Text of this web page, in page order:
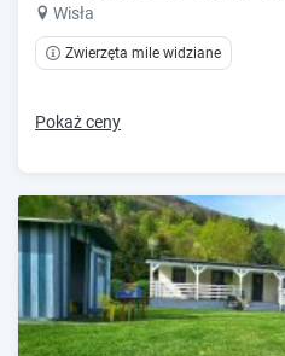
Wisła
Zwierzęta mile widziane
Pokaż ceny